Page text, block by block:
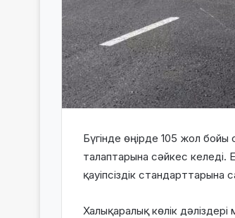
Бүгінде өңірде 105 жол бойы
талаптарына сәйкес келеді.
қауіпсіздік стандарттарына
Халықаралық көлік